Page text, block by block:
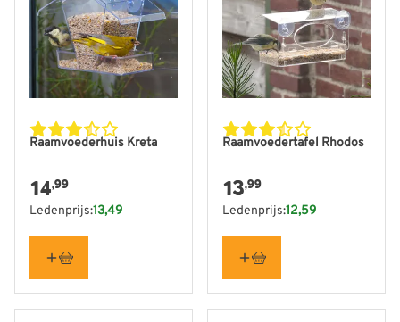
Raamvoederhuis Kreta
14,99
Ledenprijs:13,49
Raamvoedertafel Rhodos
13,99
Ledenprijs:12,59